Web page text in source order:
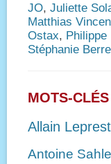
JO, Juliette
Matthias
Ostax, Philippe
Stéphanie
MOTS-CLÉS
Allain Leprest
Antoine